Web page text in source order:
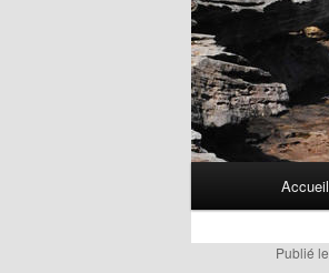
Aller
au
Accueil
Publié le